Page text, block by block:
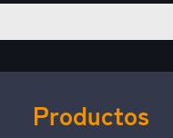
Productos